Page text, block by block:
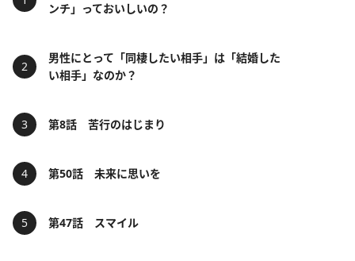
ンチ」っておいしいの？
男性にとって「同棲したい相手」は「結婚した
い相手」なのか？
第8話 苦行のはじまり
第50話 未来に思いを
第47話 スマイル